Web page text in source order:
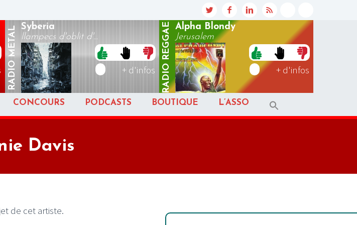
RADIO
METAL Syberia
llampecs d'oblit d'...
+ d'infos RADIO
REGGAE
Alpha Blondy
Jerusalem
+ d'infos
CONCOURS PODCASTS BOUTIQUE L’ASSO
Davis
de cet artiste.